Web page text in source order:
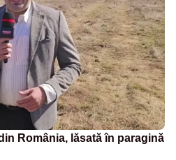
România, lăsată în paragină